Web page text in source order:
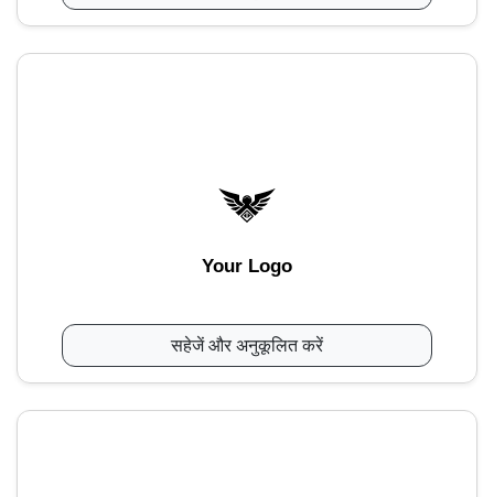
Your Logo
सहेजें और अनुकूलित करें